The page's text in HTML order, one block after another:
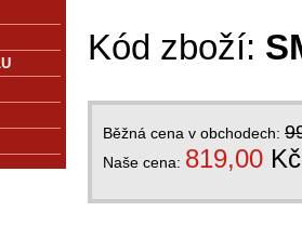
Kód zboží:
Běžná cena v obchodech:
Naše cena: 819,00 Kč